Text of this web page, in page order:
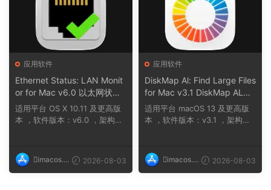
应用软件
Ethernet Status: LAN Monit
or for Mac v6.0 以太网状
态：LAN 监控
适用平台 OS X 10.11 及更高版
本 ，软件版本：v6.0 ，架构：
imacos.t
op
2026-08-03
应用软件
DiskMap Al: Find Large Files
for Mac v3.1 DiskMap AL：
查找大文件
适用平台 macOS 13 及更高版
本 ，软件版本：v3.1 ，架构：A
imacos.t
op
2026-08-03